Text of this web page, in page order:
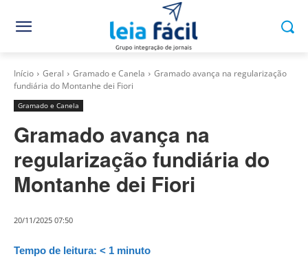
Início Geral Gramado e Canela
Gramado avança na regularização
fundiária do Montanhe dei Fiori
Gramado e Canela
Gramado avança na
regularização fundiária do
Montanhe dei Fiori
20/11/2025 07:50
Tempo de leitura: < 1 minuto